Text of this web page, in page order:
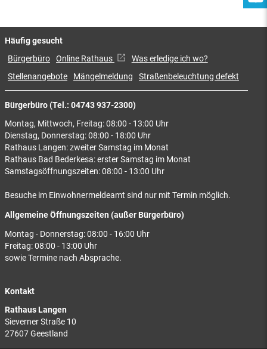
Bürgerbüro (Tel.: 04743 937-2300)
Montag, Mittwoch, Freitag: 08:00 - 13:00 Uhr
Dienstag, Donnerstag: 08:00 - 18:00 Uhr
Rathaus Langen: zweiter Samstag im Monat
Rathaus Bad Bederkesa: erster Samstag im Monat
Samstagsöffnungszeiten: 08:00 - 13:00 Uhr
Besuche im Einwohnermeldeamt sind nur mit Termin möglich.
Allgemeine Öffnungszeiten (außer Bürgerbüro)
Montag - Donnerstag: 08:00 - 16:00 Uhr
Freitag: 08:00 - 13:00 Uhr
sowie Termine nach Absprache.
Kontakt
Rathaus Langen
Sieverner Straße 10
27607 Geestland
Häufig gesucht
Bürgerbüro Online Rathaus
Was erledige ich wo?
Stellenangebote
Mängelmeldung Straßenbeleuchtung defekt